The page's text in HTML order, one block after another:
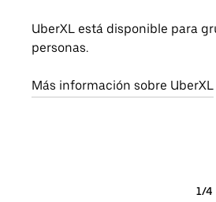
UberXL está disponible para
personas.
Más información sobre UberXL
1/4